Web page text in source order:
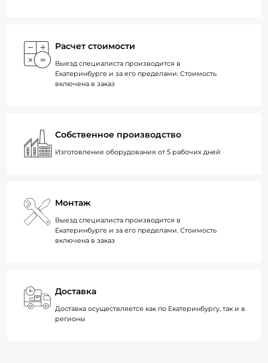
Расчет стоимости
Выезд специалиста производится в
Екатеринбурге и за его пределами. Стоимость
включена в заказ
Собственное производство
Изготовление оборудования от 5 рабочих дней
Монтаж
Выезд специалиста производится в
Екатеринбурге и за его пределами. Стоимость
включена в заказ
Доставка
Доставка осуществляется как по Екатеринбургу, так и в
регионы